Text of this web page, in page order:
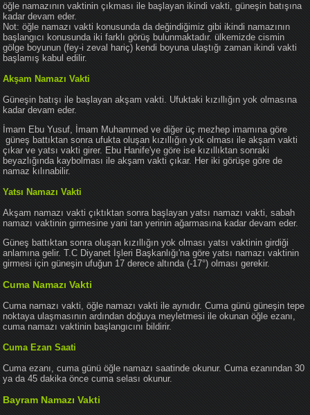
öğle namazının vaktinin çıkması ile başlayan ikindi vakti, güneşin batışına
kadar devam eder.
Not: öğle namazı vakti konusunda da değindiğimiz gibi ikindi namazının
başlangıcı konusunda iki farklı görüş bulunmaktadır. ülkemizde cismin
gölge boyunun (fey-i zeval hariç) kendi boyuna ulaştığı zaman ikindi vakti
başlamış kabul edilir.
Akşam Namazı Vakti
Güneşin batışı ile başlayan akşam vakti. Ufuktaki kızıllığın yok olmasına
kadar devam eder.
İmam Ebu Yusuf, İmam Muhammed ve diğer üç mezhep imamına göre
güneş battıktan sonra ufukta oluşan kızıllığın yok olması ile akşam vakti
çıkar ve yatsı vakti girer. Ebu Hanife'ye göre ise kızıllıktan sonraki
beyazlığında kaybolması ile akşam vakti çıkar. Her iki görüşe göre de
namaz kılınabilir.
Yatsı Namazı Vakti
Akşam namazı vakti çıktıktan sonra başlayan yatsı namazı vakti, sabah
namazı vaktinin girmesine yani tan yerinin ağarmasına kadar devam eder.
Güneş battıktan sonra oluşan kızıllığın yok olması yatsı vaktinin girdiği
anlamına gelir. T.C Diyanet İşleri Başkanlığı'na göre yatsı namazı vaktinin
girmesi için güneşin ufuğun 17 derece altında (-17°) olması gerekir.
Cuma Namazı Vakti
Cuma namazı vakti, öğle namazı vakti ile aynıdır. Cuma günü güneşin tepe
noktaya ulaşmasının ardından doğuya meyletmesi ile okunan öğle ezanı,
cuma namazı vaktinin başlangıcını bildirir.
Cuma Ezan Saati
Cuma ezanı, cuma günü öğle namazı saatinde okunur. Cuma ezanından 30
ya da 45 dakika önce cuma selası okunur.
Bayram Namazı Vakti